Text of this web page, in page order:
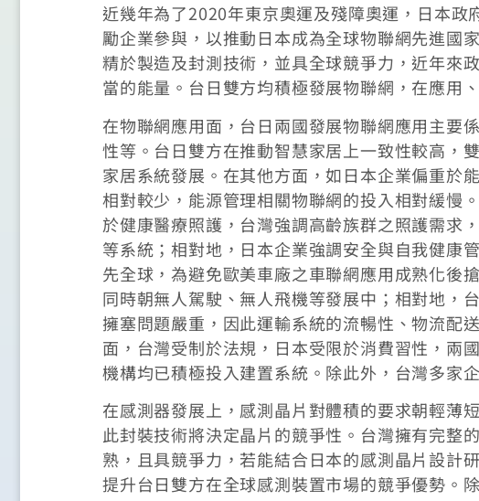
近幾年為了2020年東京奧運及殘障奧運，日本
勵企業參與，以推動日本成為全球物聯網先進國
精於製造及封測技術，並具全球競爭力，近年來
當的能量。台日雙方均積極發展物聯網，在應用
在物聯網應用面，台日兩國發展物聯網應用主要
性等。台日雙方在推動智慧家居上一致性較高，
家居系統發展。在其他方面，如日本企業偏重於
相對較少，能源管理相關物聯網的投入相對緩慢
於健康醫療照護，台灣強調高齡族群之照護需求
等系統；相對地，日本企業強調安全與自我健康
先全球，為避免歐美車廠之車聯網應用成熟化後
同時朝無人駕駛、無人飛機等發展中；相對地，
擁塞問題嚴重，因此運輸系統的流暢性、物流配
面，台灣受制於法規，日本受限於消費習性，兩
機構均已積極投入建置系統。除此外，台灣多家
在感測器發展上，感測晶片對體積的要求朝輕薄
此封裝技術將決定晶片的競爭性。台灣擁有完整
熟，且具競爭力，若能結合日本的感測晶片設計
提升台日雙方在全球感測裝置市場的競爭優勢。